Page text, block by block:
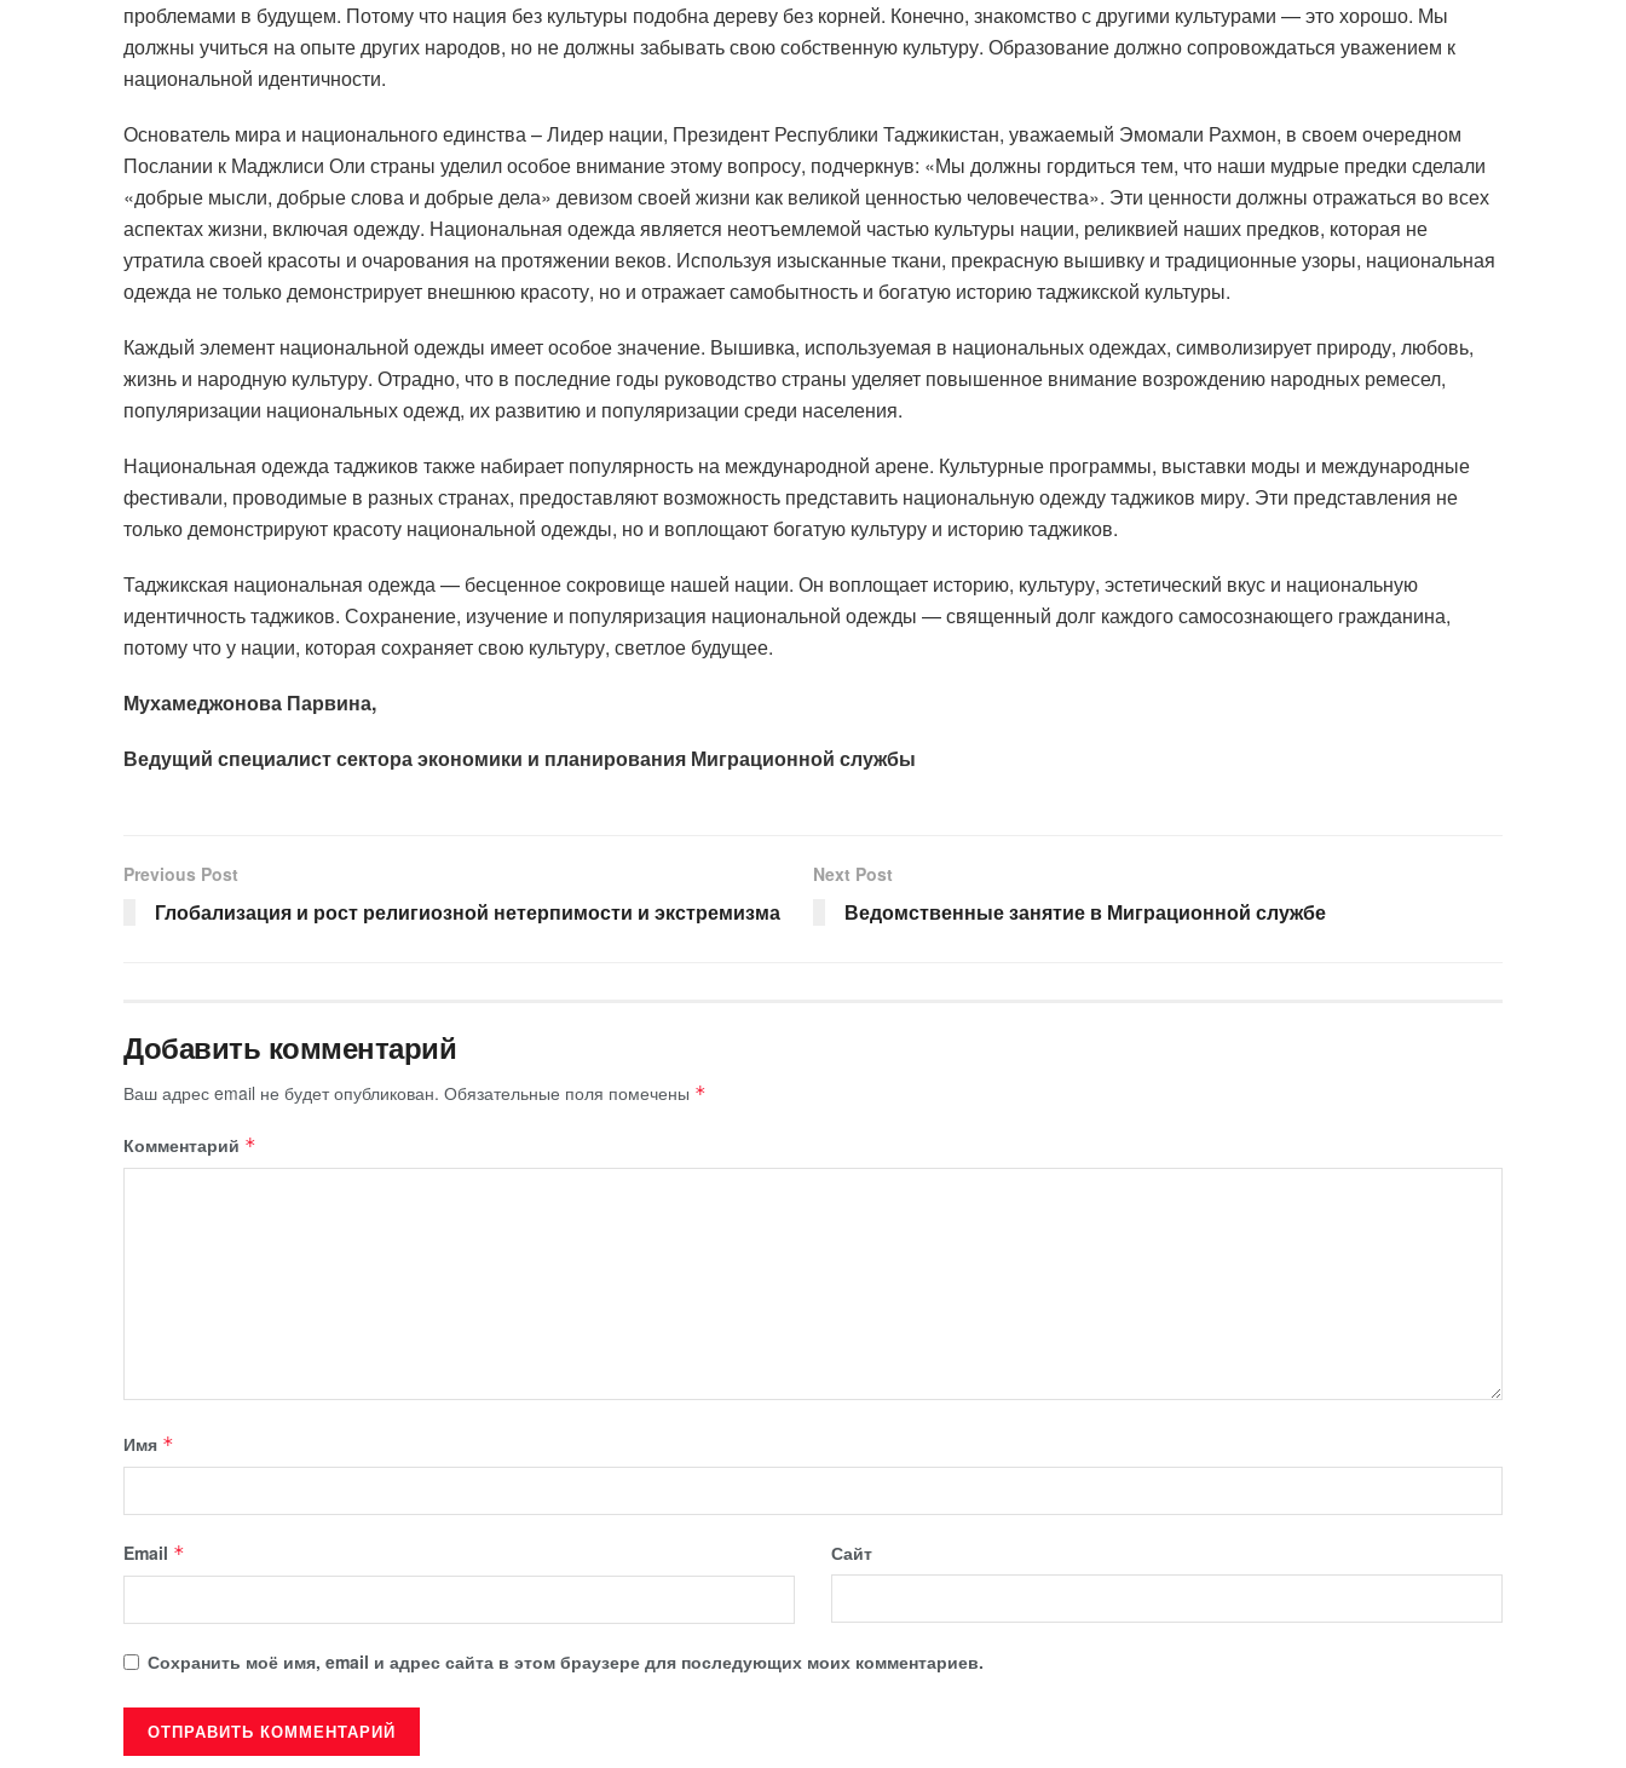
проблемами в будущем. Потому что нация без культуры подобна дереву без корней. Конечно, знакомство с другими культурами — это хорошо. Мы
должны учиться на опыте других народов, но не должны забывать свою собственную культуру. Образование должно сопровождаться уважением к
национальной идентичности.
Основатель мира и национального единства – Лидер нации, Президент Республики Таджикистан, уважаемый Эмомали Рахмон, в своем очередном
Послании к Маджлиси Оли страны уделил особое внимание этому вопросу, подчеркнув: «Мы должны гордиться тем, что наши мудрые предки сделали
«добрые мысли, добрые слова и добрые дела» девизом своей жизни как великой ценностью человечества». Эти ценности должны отражаться во всех
аспектах жизни, включая одежду. Национальная одежда является неотъемлемой частью культуры нации, реликвией наших предков, которая не
утратила своей красоты и очарования на протяжении веков. Используя изысканные ткани, прекрасную вышивку и традиционные узоры, национальная
одежда не только демонстрирует внешнюю красоту, но и отражает самобытность и богатую историю таджикской культуры.
Каждый элемент национальной одежды имеет особое значение. Вышивка, используемая в национальных одеждах, символизирует природу, любовь,
жизнь и народную культуру. Отрадно, что в последние годы руководство страны уделяет повышенное внимание возрождению народных ремесел,
популяризации национальных одежд, их развитию и популяризации среди населения.
Национальная одежда таджиков также набирает популярность на международной арене. Культурные программы, выставки моды и международные
фестивали, проводимые в разных странах, предоставляют возможность представить национальную одежду таджиков миру. Эти представления не
только демонстрируют красоту национальной одежды, но и воплощают богатую культуру и историю таджиков.
Таджикская национальная одежда — бесценное сокровище нашей нации. Он воплощает историю, культуру, эстетический вкус и национальную
идентичность таджиков. Сохранение, изучение и популяризация национальной одежды — священный долг каждого самосознающего гражданина,
потому что у нации, которая сохраняет свою культуру, светлое будущее.
Мухамеджонова Парвина,
Ведущий специалист сектора экономики и планирования Миграционной службы
Previous Post
Глобализация и рост религиозной нетерпимости и экстремизма
Next Post
Ведомственные занятие в Миграционной службе
Добавить комментарий
Ваш адрес email не будет опубликован. Обязательные поля помечены *
Комментарий *
Имя *
Email * Сайт
Сохранить моё имя, email и адрес сайта в этом браузере для последующих моих комментариев.